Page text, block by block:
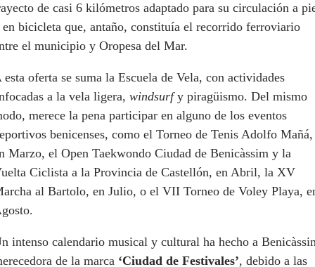
de casi 6 kilómetros adaptado para su circulación a
en bicicleta que, antaño, constituía el recorrido ferroviario
el municipio y Oropesa del Mar.
esta oferta se suma la Escuela de Vela, con actividades
a la vela ligera, windsurfy piragüismo. Del mismo
merece la pena participar en alguno de los eventos
benicenses, como el Torneo de Tenis Adolfo Mañá,
Marzo, el Open Taekwondo Ciudad de Benicàssim y la
Ciclista a la Provincia de Castellón, en Abril, la XV
al Bartolo, en Julio, o el VII Torneo de Voley Playa,
intenso calendario musical y cultural ha hecho a
de la marca ‘Ciudad de Festivales’, debido a las